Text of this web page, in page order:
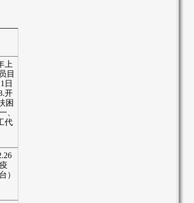
上
目
日
开
困
、
代
）